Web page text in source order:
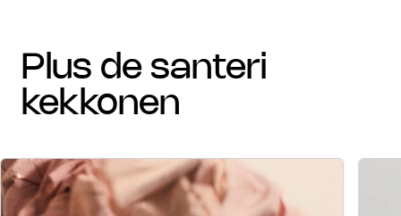
plus de santeri
kekkonen